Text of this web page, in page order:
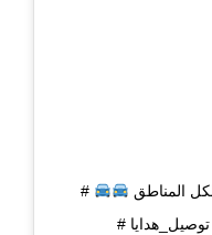
المناطق
#
#